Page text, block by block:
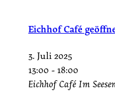
Eichhof Café
3. Juli 2025
13:00 -18:00
Eichhof CaféIm